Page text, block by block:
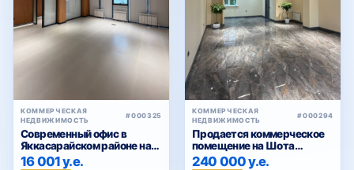
Юнус Раджаби
парк Бабура
КОММЕРЧЕСКАЯ
НЕДВИЖИМОСТЬ
#000325
Современный офис в
Яккасарайском районе на
первой линии
16 001 у.е.
КОММЕРЧЕСКАЯ
НЕДВИЖИМОСТЬ
#000294
Продается коммерческое
помещение на Шота
Руставели
240 000 у.е.